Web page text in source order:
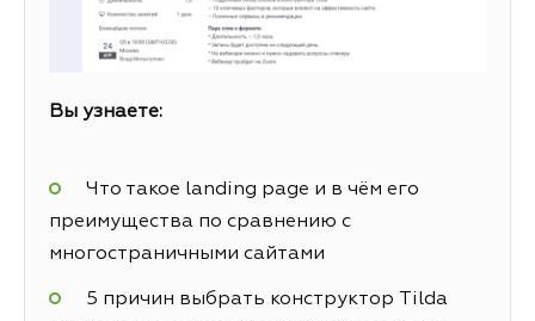
Вы узнаете:
Что такое landing page и в чём его
преимущества по сравнению с
многостраничными сайтами
5 причин выбрать конструктор Tilda